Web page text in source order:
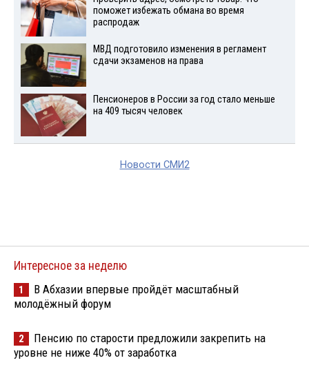
поможет избежать обмана во время
распродаж
МВД подготовило изменения в регламент
сдачи экзаменов на права
Пенсионеров в России за год стало меньше
на 409 тысяч человек
Новости СМИ2
Интересное за неделю
1
В Абхазии впервые пройдёт масштабный
молодёжный форум
2
Пенсию по старости предложили закрепить на
уровне не ниже 40% от заработка